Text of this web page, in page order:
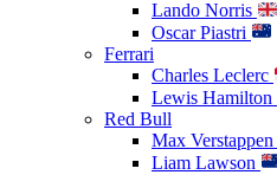
Lando Norris
Oscar Piastri
Ferrari
Charles Leclerc
Lewis Hamilton
Red Bull
Max Verstappen
Liam Lawson